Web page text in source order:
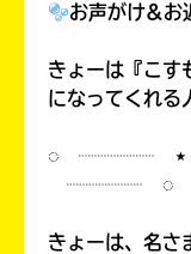
お声がけ&お
きょーは『こす
になってくれる
◌ ┈┈┈┈
┈┈┈┈ ◌
きょーは、名さ